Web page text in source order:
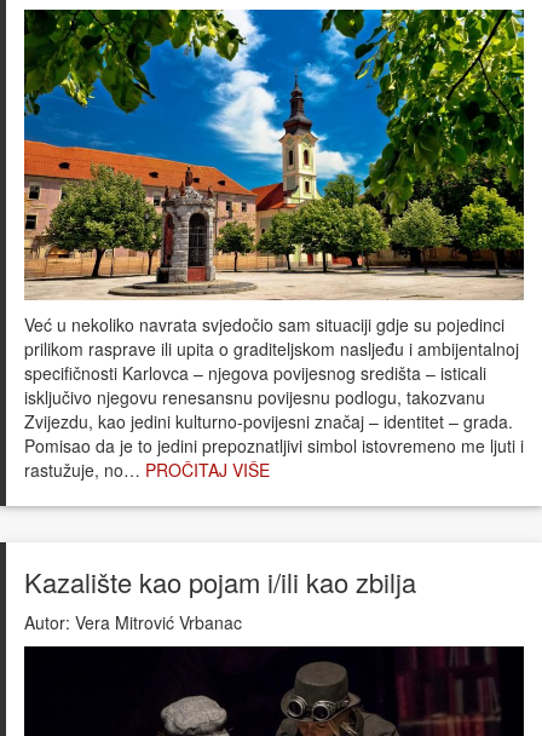
Već u nekoliko navrata svjedočio sam situaciji gdje su pojedinci
prilikom rasprave ili upita o graditeljskom nasljeđu i ambijentalnoj
specifičnosti Karlovca – njegova povijesnog središta – isticali
isključivo njegovu renesansnu povijesnu podlogu, takozvanu
Zvijezdu, kao jedini kulturno-povijesni značaj – identitet – grada.
Pomisao da je to jedini prepoznatljivi simbol istovremeno me ljuti i
rastužuje, no… PROČITAJ VIŠE
Kazalište kao pojam i/ili kao zbilja
Autor: Vera Mitrović Vrbanac